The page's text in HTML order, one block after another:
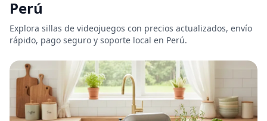
Perú
Explora sillas de videojuegos con precios actualizados, envío
rápido, pago seguro y soporte local en Perú.